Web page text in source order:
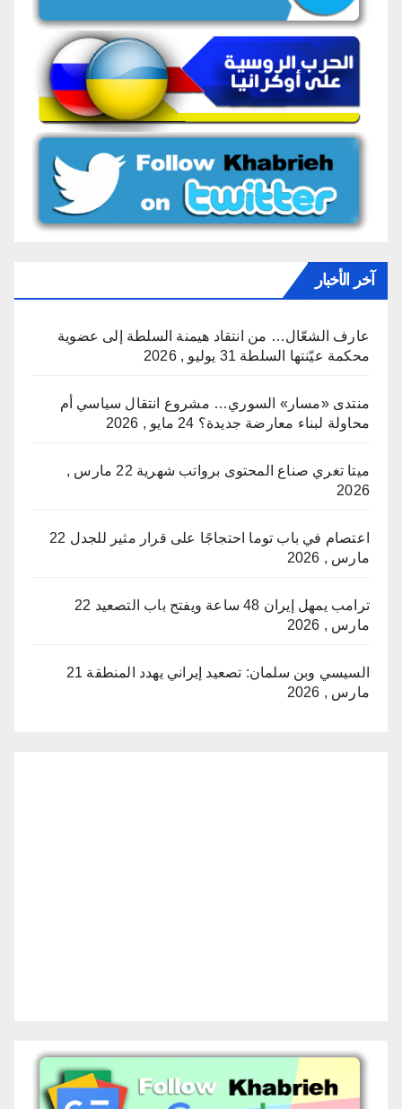
آخر الأخبار
عارف الشعّال… من انتقاد هيمنة السلطة إلى عضوية
محكمة عيّنتها السلطة 31 يوليو , 2026
منتدى «مسار» السوري… مشروع انتقال سياسي أم
محاولة لبناء معارضة جديدة؟ 24 مايو , 2026
ميتا تغري صناع المحتوى برواتب شهرية
22 مارس ,
2026
اعتصام في باب توما احتجاجًا على قرار مثير للجدل 22
مارس , 2026
ترامب يمهل إيران 48 ساعة ويفتح باب التصعيد
22
مارس , 2026
السيسي وبن سلمان: تصعيد إيراني يهدد المنطقة 21
مارس , 2026